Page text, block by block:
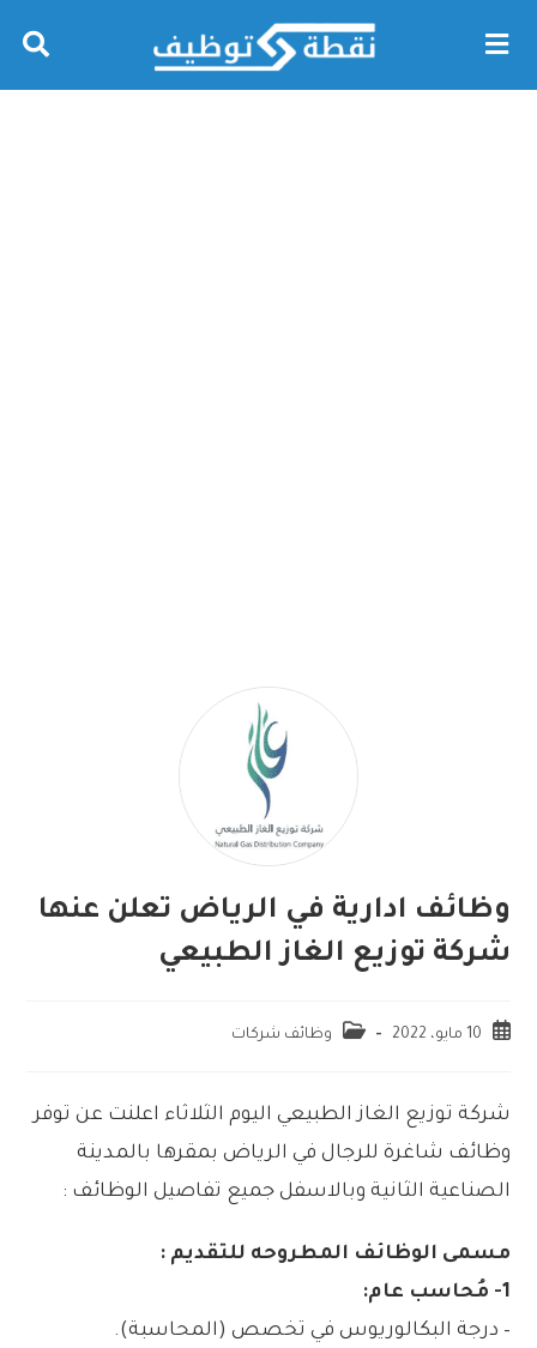
وظائف ادارية في الرياض تعلن عنها
شركة توزيع الغاز الطبيعي
10 مايو، 2022 وظائف شركات
شركة توزيع الغاز الطبيعي اليوم الثلاثاء اعلنت عن توفر
وظائف شاغرة للرجال في الرياض بمقرها بالمدينة
الصناعية الثانية وبالاسفل جميع تفاصيل الوظائف :
مسمى الوظائف المطروحه للتقديم :
1- مُحاسب عام:
– درجة البكالوريوس في تخصص (المحاسبة).